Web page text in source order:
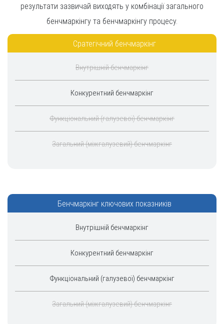
результати зазвичай виходять у комбінації загального
бенчмаркінгу та бенчмаркінгу процесу.
Сратегічний бенчмаркінг
Внутрішній бенчмаркінг
Конкурентний бенчмаркінг
Функціональний (галузевої) бенчмаркінг
Загальний (міжгалузевий) бенчмаркінг
Бенчмаркінг ключових показників
Внутрішній бенчмаркінг
Конкурентний бенчмаркінг
Функціональний (галузевої) бенчмаркінг
Загальний (міжгалузевий) бенчмаркінг